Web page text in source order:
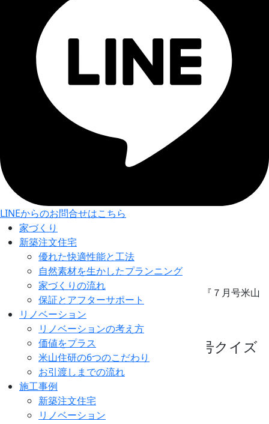
LINEからのお問合せはこちら
家づくり
新築注文住宅
優れた快適性能と工法
自然素材を生かしたプランニング
家づくりの流れ
保証とアフターサポート
リノベーション
リノベーションの考え方
価値をプラス
米山住研の6つのこだわり
お引渡しまでの流れ
施工事例
新築注文住宅
リノベーション
お知らせ・ブログ
INFORMATION
> お知らせ・ブログ >
『７月号米山
住研通信』＆６月号クイズの答え！
スタッフブログ2026.07.01
『７月号米山住研通信』＆６月号クイズ
の答え！